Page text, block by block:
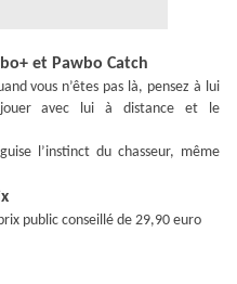
et Pawbo Catch
vous n’êtes pas là, pensez à lui
avec lui à distance et le
l’instinct du chasseur, même
public conseillé de 29,90 euro